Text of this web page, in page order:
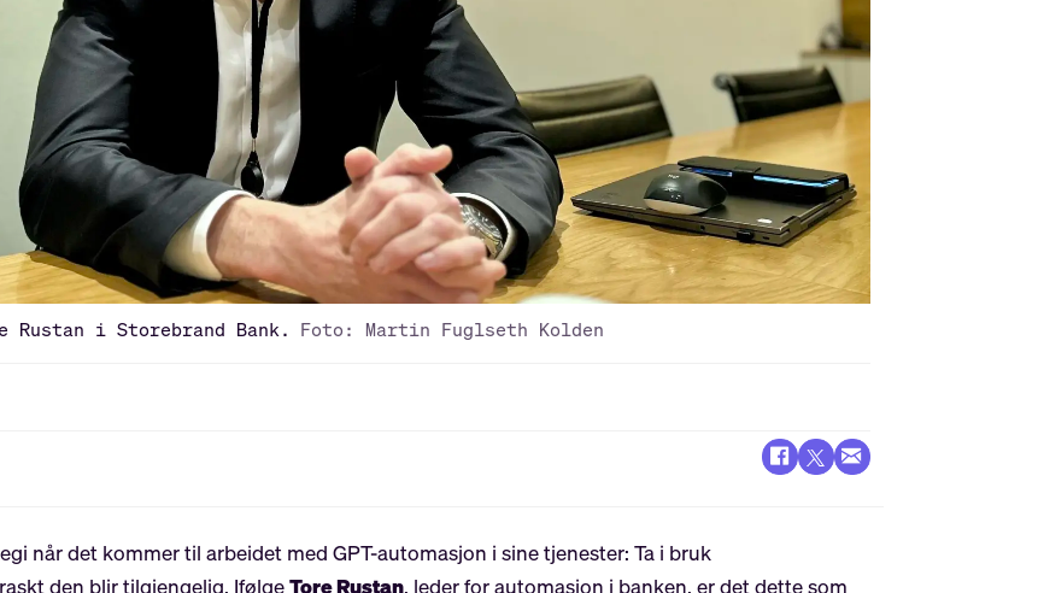
Rustan i Storebrand Bank. Foto: Martin Fuglseth Kolden
når det kommer til arbeidet med GPT-automasjon i sine tjenester: Ta i bruk
den blir tilgjengelig. IfølgeTore Rustan, leder for automasjon i banken, er det dette som